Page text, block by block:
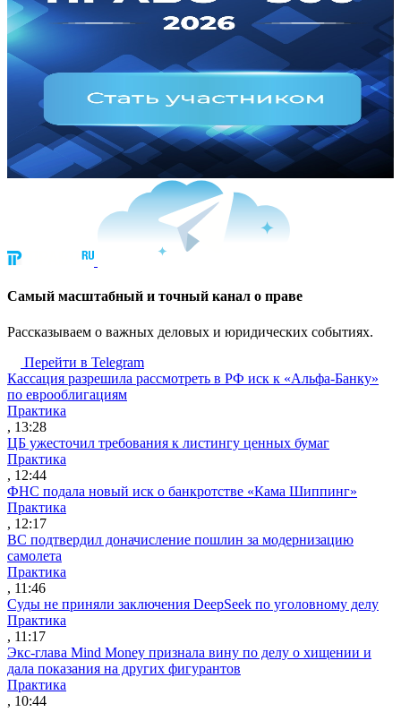
Cамый масштабный и точный канал о праве
Рассказываем о важных деловых и юридических событиях.
Перейти в Telegram
Кассация разрешила рассмотреть в РФ иск к «Альфа-Банку»
по еврооблигациям
Практика
, 13:28
ЦБ ужесточил требования к листингу ценных бумаг
Практика
, 12:44
ФНС подала новый иск о банкротстве «Кама Шиппинг»
Практика
, 12:17
ВС подтвердил доначисление пошлин за модернизацию
самолета
Практика
, 11:46
Суды не приняли заключения DeepSeek по уголовному делу
Практика
, 11:17
Экс-глава Mind Money признала вину по делу о хищении и
дала показания на других фигурантов
Практика
, 10:44